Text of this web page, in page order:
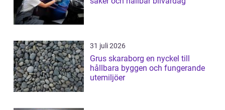
31 juli 2026
Grus skaraborg en nyckel till
hållbara byggen och fungerande
utemiljöer